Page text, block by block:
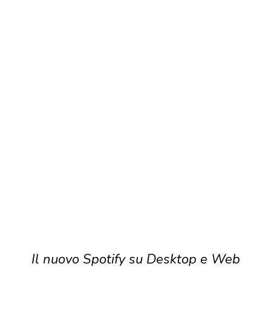
Il nuovo Spotify su Desktop e Web